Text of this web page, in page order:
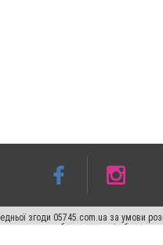
згоди 05745.com.ua за умови
другого абзацу в тексті або в